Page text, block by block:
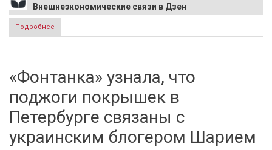
Внешнеэкономические связи в Дзен
Подробнее
трубопроводе для СПГ
«Фонтанка» узнала, что
поджоги покрышек в
Петербурге связаны с
украинским блогером Шарием